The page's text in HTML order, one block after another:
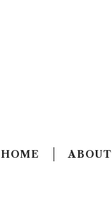
HOME ABOUT